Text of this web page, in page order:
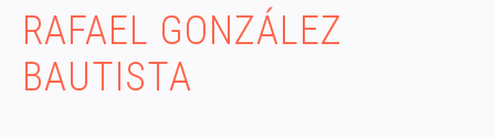
RAFAEL GONZÁLEZ
BAUTISTA